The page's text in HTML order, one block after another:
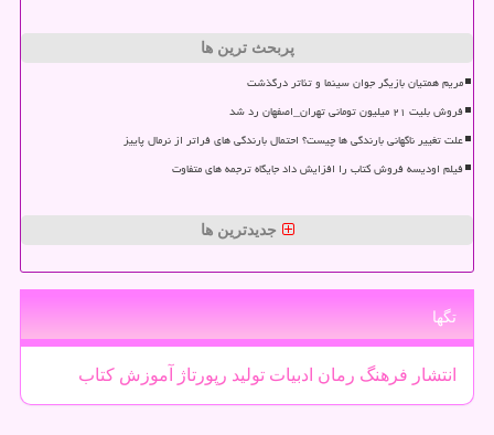
پربحث ترین ها
مریم همتیان بازیگر جوان سینما و تئاتر درگذشت
فروش بلیت ۲۱ میلیون تومانی تهران_اصفهان رد شد
علت تغییر ناگهانی بارندگی ها چیست؟ احتمال بارندگی های فراتر از نرمال پاییز
فیلم اودیسه فروش کتاب را افزایش داد جایگاه ترجمه های متفاوت
جدیدترین ها
تگها
انتشار فرهنگ رمان ادبیات تولید رپورتاژ آموزش كتاب